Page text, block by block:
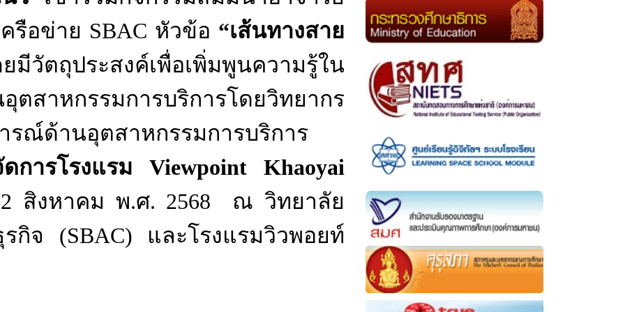
รือข่าย SBAC หัวข้อ “เส้นทางสาย
มีวัตถุประสงค์เพื่อเพิ่มพูนความรู้ใน
ตสาหกรรมการบริการโดยวิทยากร
รณ์ด้านอุตสาหกรรมการบริการ
ารโรงแรม Viewpoint
Khaoyai
สิงหาคม พ.ศ. 2568 ณ วิทยาลัย
รกิจ (SBAC) และโรงแรมวิวพอยท์